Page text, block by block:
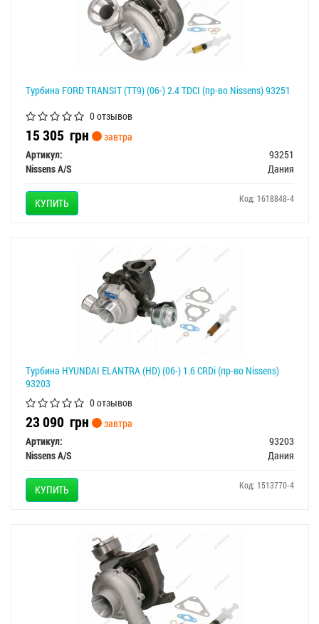
Турбина FORD TRANSIT (TT9) (06-) 2.4 TDCI (пр-во Nissens) 93251
0 отзывов
15 305 грн
завтра
Артикул:
93251
Nissens A/S
Дания
КУПИТЬ Код: 1618848-4
Турбина HYUNDAI ELANTRA (HD) (06-) 1.6 CRDi (пр-во Nissens)
93203
0 отзывов
23 090 грн
завтра
Артикул:
93203
Nissens A/S
Дания
КУПИТЬ Код: 1513770-4